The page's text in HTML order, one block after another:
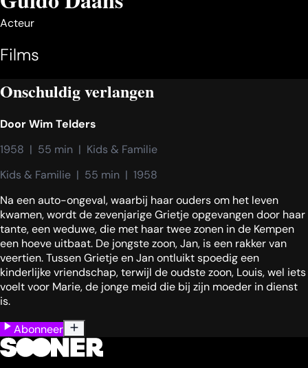
Acteur
Films
Onschuldig verlangen
DoorWim Telders
1958  |  55 min  |  Kids & Familie
Kids & Familie  |  55 min  |  1958
Na een auto-ongeval, waarbij haar ouders om het leven
kwamen, wordt de zevenjarige Grietje opgevangen door haar
tante, een weduwe, die met haar twee zonen in de Kempen
een hoeve uitbaat. De jongste zoon, Jan, is een rakker van
veertien. Tussen Grietje en Jan ontluikt spoedig een
kinderlijke vriendschap, terwijl de oudste zoon, Louis, wel iets
voelt voor Marie, de jonge meid die bij zijn moeder in dienst
is.
Abonneer